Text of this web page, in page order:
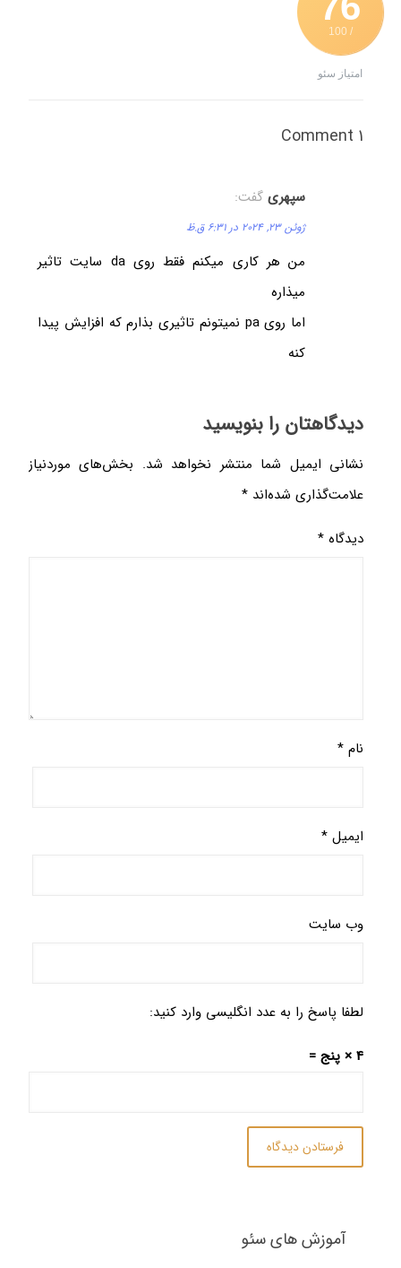
/ 100
امتیاز سئو
سپهری گفت:
ژوئن 23, 2024 در 6:31 ق.ظ
من هر کاری میکنم فقط روی da سایت تاثیر
میذاره
اما روی pa نمیتونم تاثیری بذارم که افزایش پیدا
کنه
دیدگاهتان را بنویسید
نشانی ایمیل شما منتشر نخواهد شد.
بخش‌های موردنیاز
علامت‌گذاری شده‌اند *
دیدگاه*
نام*
ایمیل*
وب‌ سایت
لطفا پاسخ را به عدد انگلیسی وارد کنید:
4 × پنج =
آموزش های سئو